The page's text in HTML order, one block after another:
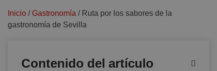
Inicio / Gastronomía / Ruta por los sabores de la
gastronomía de Sevilla
Contenido del artículo